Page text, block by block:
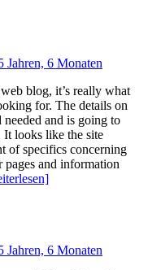
Jahren, 6 Monaten
blog, it’s really what
for. The details on
and is going to
It looks like the site
of specifics concerning
pages and information
Jahren, 6 Monaten